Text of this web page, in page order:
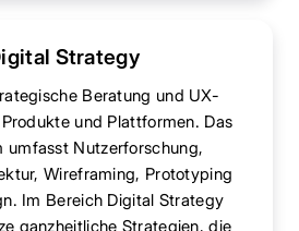
Strategy
Beratung und UX-
und Plattformen. Das
umfasst Nutzerforschung,
Wireframing, Prototyping
Im Bereich Digital Strategy
ganzheitliche Strategien, die